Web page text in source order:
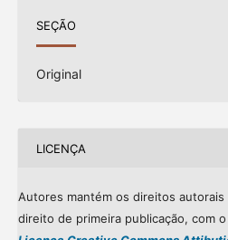
SEÇÃO
Original
LICENÇA
Autores mantém os direitos autorais
direito de primeira publicação, com